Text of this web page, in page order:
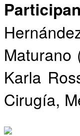
Maturano
Karla
Cirugía,